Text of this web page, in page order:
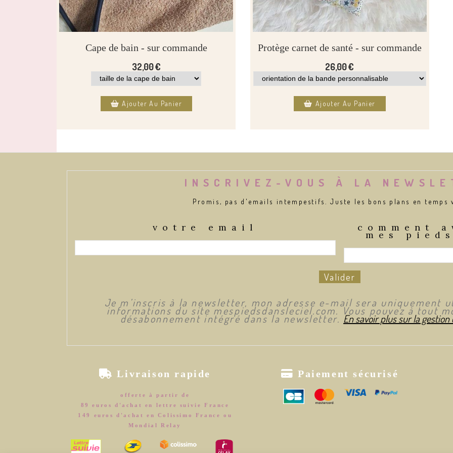
Cape de bain - sur commande
32,00€
Ajouter Au Panier
Protège carnet de santé - sur commande
26,00€
Ajouter Au Panier
INSCRIVEZ-VOUS À LA
Promis, pas d'emails intempestifs. Juste les bons plans en temps
votre email comment
mes
Valider
Je m’inscris à la newsletter, mon adresse e-mail sera uniquement
informations du site mespiedsdansleciel.com. Vous pouvez à tout
désabonnement intégré dans la newsletter. En savoir plus sur la
Livraison rapide
offerte à partir de
89 euros d'achat en lettre suivie France
149 euros d'achat en Colissimo France ou
Mondial Relay
 Paiement sécurisé